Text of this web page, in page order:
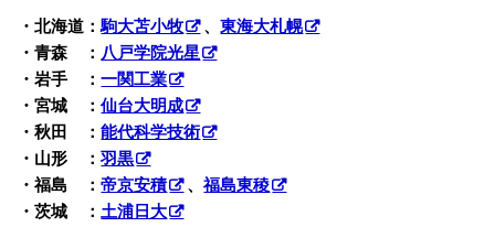
・北海道：駒大苫小牧 、東海大札幌
・青森 ： 八戸学院光星
・岩手 ：一関工業
・宮城 ：仙台大明成
・秋田 ：能代科学技術
・山形 ：羽黒
・福島 ：帝京安積 、福島東稜
・茨城 ： 土浦日大